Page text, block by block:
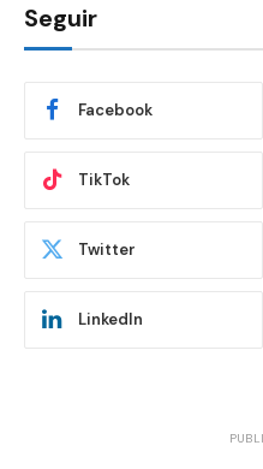
Seguir
Facebook
TikTok
Twitter
LinkedIn